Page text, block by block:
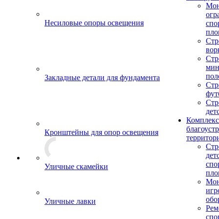
Несиловые опоры освещения
Закладные детали для фундамента
Кронштейны для опор освещения
Уличные скамейки
Уличные лавки